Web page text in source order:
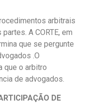
arbitrais
A CORTE, em
que se pergunte
.O
que o arbitro
de advogados.
DE